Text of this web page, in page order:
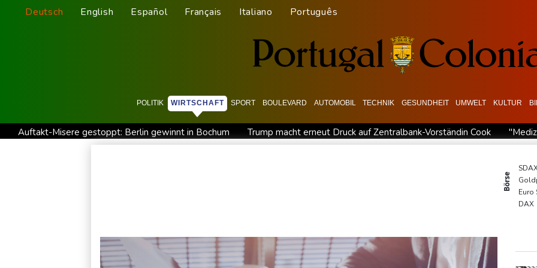
Deutsch English Español Français Italiano Português
POLITIK WIRTSCHAFT SPORT BOULEVARD AUTOMOBIL TECHNIK GESUNDHEIT UMWELT KULTUR
Auftakt-Misere gestoppt: Berlin gewinnt in Bochum Trump macht erneut Druck auf Zentralbank-Vorständin Cook
US-Senat stimmt für verschärfte Sanktionen gegen
Direkt-ICE Berlin-Paris bleibt wegenBörse
Euro
DAX